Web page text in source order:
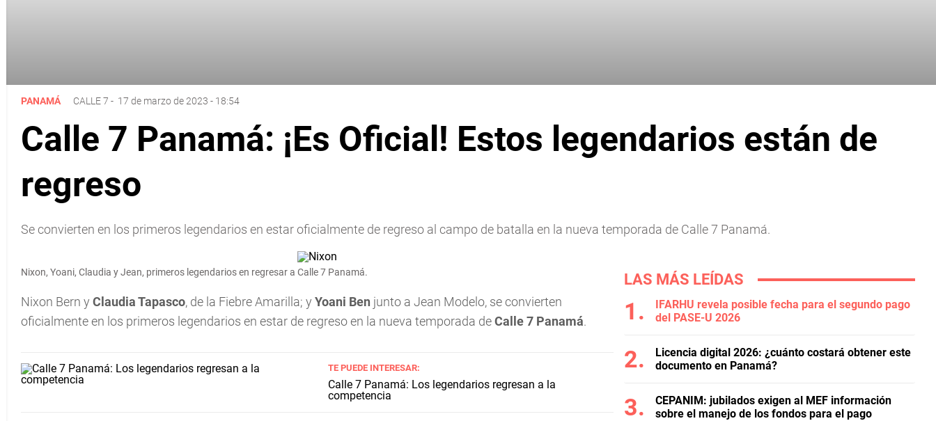
PANAMÁ CALLE 7 - 17 de marzo de 2023 - 18:54
Calle 7 Panamá: ¡Es Oficial! Estos legendarios están de
regreso
Se convierten en los primeros legendarios en estar oficialmente de regreso al campo de batalla en la nueva temporada de Calle 7 Panamá.
Nixon, Yoani, Claudia y Jean, primeros legendarios en regresar a Calle 7 Panamá.
Nixon Bern y Claudia Tapasco, de la Fiebre Amarilla; y Yoani Ben junto a Jean Modelo, se convierten
oficialmente en los primeros legendarios en estar de regreso en la nueva temporada deCalle 7 Panamá.
TE PUEDE INTERESAR:
Calle 7 Panamá: Los legendarios regresan a la
competencia
LAS MÁS LEÍDAS
IFARHU revela posible fecha para el segundo pago
del PASE-U 2026
Licencia digital 2026: ¿cuánto costará obtener este
documento en Panamá?
CEPANIM: jubilados exigen al MEF información
sobre el manejo de los fondos para el pago